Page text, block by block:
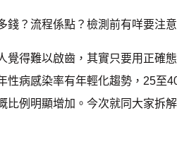
錢？流程係點？檢測前有咩要注意
得難以啟齒，其實只要用正確態
性病感染率有年輕化趨勢，25至
比例明顯增加。今次就同大家